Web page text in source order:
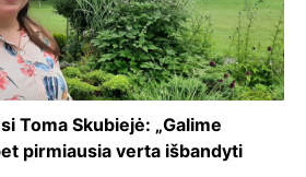
Toma Skubiejė: „Galime
pirmiausia verta išbandyti